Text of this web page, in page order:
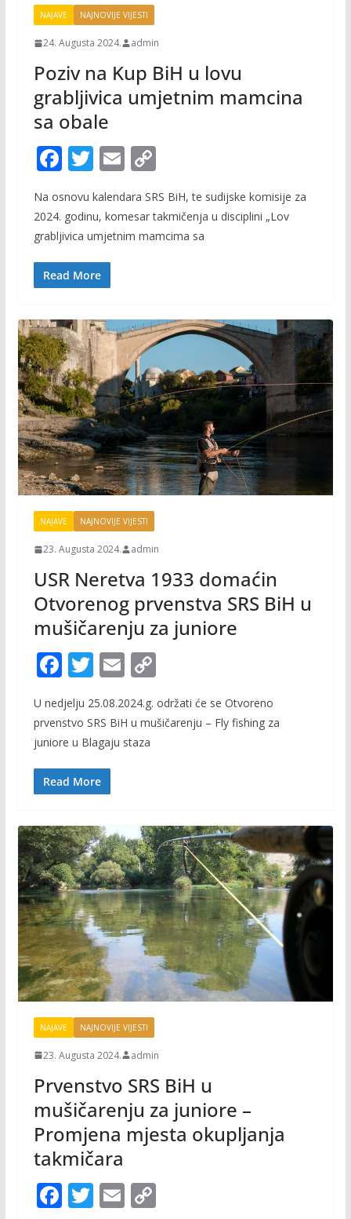
NAJAVE NAJNOVIJE VIJESTI
24. Augusta 2024. admin
Poziv na Kup BiH u lovu
grabljivica umjetnim mamcina
sa obale
F
e
b
o
o
T
w
itt
er
E
m
ai
l
C
p
y
Na osnovu kalendara SRS BiH, te sudijske komisije za
2024. godinu, komesar takmičenja u disciplini „Lov
grabljivica umjetnim mamcima sa
Read More
NAJAVE NAJNOVIJE VIJESTI
23. Augusta 2024. admin
USR Neretva 1933 domaćin
Otvorenog prvenstva SRS BiH u
mušičarenju za juniore
F
ac
e
b
o
o
T
itt
er
E
ai
l
C
o
p
U nedjelju 25.08.2024.g. održati će se Otvoreno
prvenstvo SRS BiH u mušičarenju – Fly fishing za
juniore u Blagaju staza
Read More
NAJAVE NAJNOVIJE VIJESTI
23. Augusta 2024. admin
Prvenstvo SRS BiH u
mušičarenju za juniore –
Promjena mjesta okupljanja
takmičara
F T E C